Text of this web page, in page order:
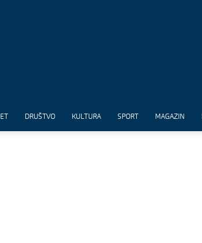
DRUŠTVO KULTURA SPORT MAGAZIN